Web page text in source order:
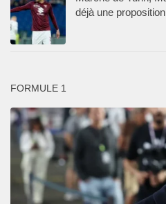
déjà une proposition
FORMULE 1